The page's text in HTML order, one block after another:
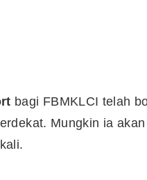
bagi FBMKLCI telah
Mungkin ia